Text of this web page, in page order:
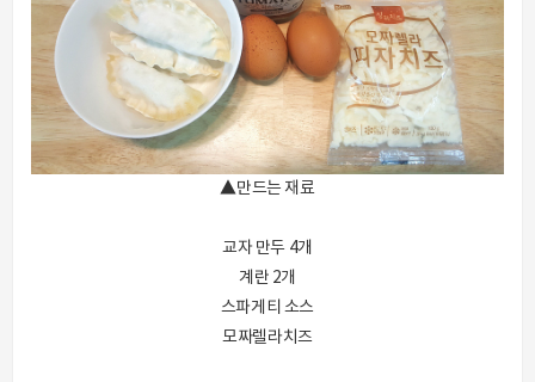
▲만드는 재료
교자 만두 4개
계란 2개
스파게티 소스
모짜렐라치즈